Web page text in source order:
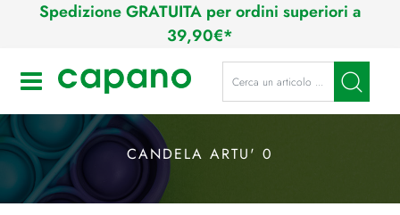
Spedizione GRATUITA per ordini superiori a
39,90€*
Open La modifica di un filtro
CANDELA ARTU' 0